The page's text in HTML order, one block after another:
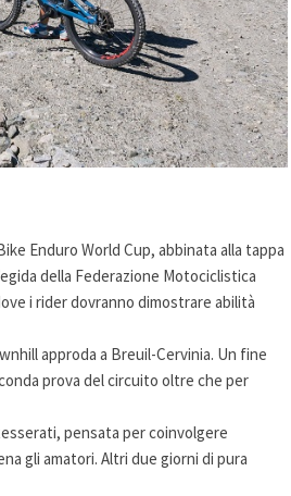
Enduro World Cup, abbinata alla tappa
della Federazione Motociclistica
i rider dovranno dimostrare abilità
approda a Breuil-Cervinia. Un fine
prova del circuito oltre che per
pensata per coinvolgere
gli amatori. Altri due giorni di pura